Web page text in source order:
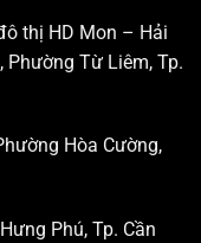
thị HD Mon – Hải
Từ Liêm, Tp.
Hòa Cường,
Phú, Tp. Cần